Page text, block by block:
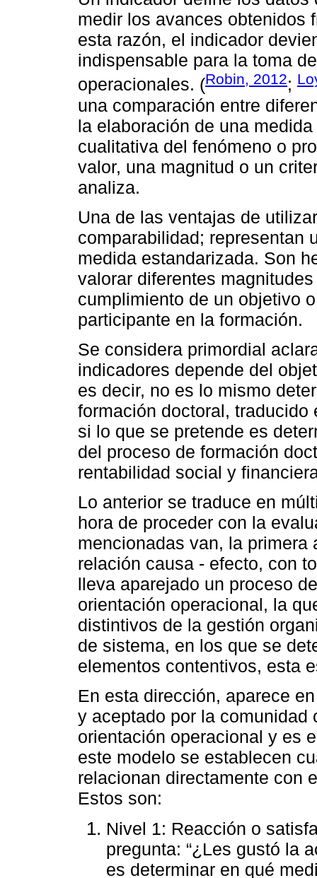
medir los avances obtenidos
esta razón, el indicador
indispensable para la toma
operacionales. (Robin, 2012;
una comparación entre
la elaboración de una
cualitativa del fenómeno o
valor, una magnitud o un
analiza.
Una de las ventajas de
comparabilidad; representan
medida estandarizada. Son
valorar diferentes
cumplimiento de un objetivo
participante en la formación.
Se considera primordial
indicadores depende del
es decir, no es lo mismo
formación doctoral,
si lo que se pretende es
del proceso de formación
rentabilidad social y
Lo anterior se traduce en
hora de proceder con la
mencionadas van, la
relación causa - efecto, con
lleva aparejado un proceso
orientación operacional, la
distintivos de la gestión
de sistema, en los que se
elementos contentivos, esta
En esta dirección, aparece
y aceptado por la
orientación operacional y es
este modelo se establecen
relacionan directamente con
Estos son:
Nivel 1: Reacción o
pregunta: “¿Les gustó la
es determinar en qué